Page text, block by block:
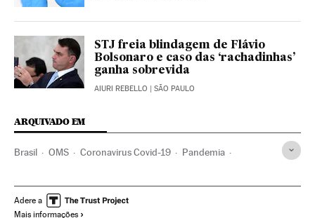
STJ freia blindagem de Flávio
Bolsonaro e caso das ‘rachadinhas’
ganha sobrevida
AIURI REBELLO | SÃO PAULO
ARQUIVADO EM
Brasil OMS Coronavirus Covid-19 Pandemia
Ministério Saúde Brasília
Adere a
Mais informações